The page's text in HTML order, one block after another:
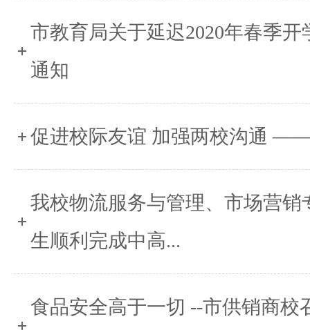
市教育局关于延迟2020年春季
通知
促进校际友谊 加强两校沟通
我校物流服务与管理、市场营销
生顺利完成中高...
食品安全高于一切 --市供销商校